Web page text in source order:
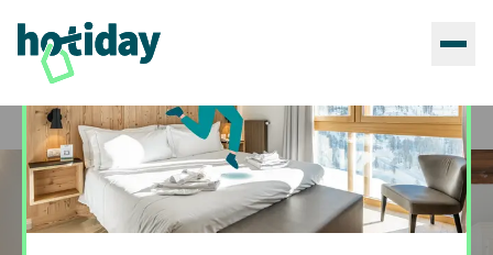
Home Hotels Hotiday Otranto Porto